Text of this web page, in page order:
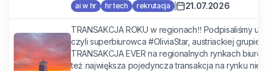
ai w hr hr tech rekrutacja 21.07.2026
TRANSAKCJA ROKU w regionach‼️ Podpisaliśmy
czyli superbiurowca #OliviaStar, austriackiej grupie
TRANSAKCJA EVER na regionalnych rynkach
też największa pojedyncza transakcja na rynku